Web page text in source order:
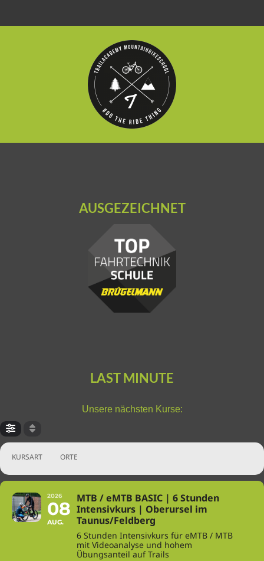
AUSGEZEICHNET
LAST MINUTE
Unsere nächsten Kurse:
KURSART ORTE
2026
08
AUG.
MTB / eMTB BASIC | 6 Stunden
Intensivkurs | Oberursel im
Taunus/Feldberg
6 Stunden Intensivkurs für eMTB / MTB
mit Videoanalyse und hohem
Übungsanteil auf Trails